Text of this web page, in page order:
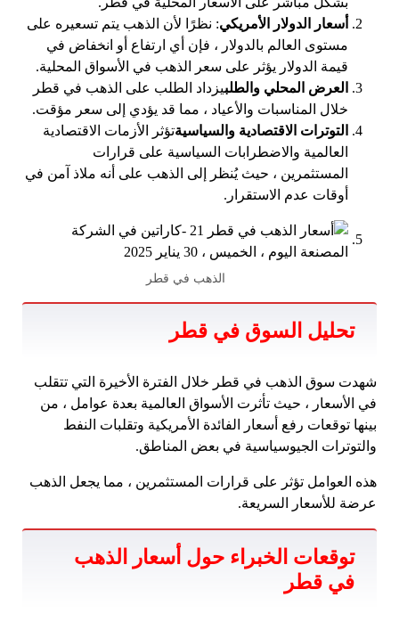
أسعار الدولار الأمريكي: نظرًا لأن الذهب يتم تسعيره على
مستوى العالم بالدولار ، فإن أي ارتفاع أو انخفاض في
قيمة الدولار يؤثر على سعر الذهب في الأسواق المحلية.
العرض المحلي والطلبيزداد الطلب على الذهب في قطر
خلال المناسبات والأعياد ، مما قد يؤدي إلى سعر مؤقت.
التوترات الاقتصادية والسياسيةتؤثر الأزمات الاقتصادية
العالمية والاضطرابات السياسية على قرارات
المستثمرين ، حيث يُنظر إلى الذهب على أنه ملاذ آمن في
أوقات عدم الاستقرار.
الذهب في قطر
تحليل السوق في قطر
شهدت سوق الذهب في قطر خلال الفترة الأخيرة التي تتقلب
في الأسعار ، حيث تأثرت الأسواق العالمية بعدة عوامل ، من
بينها توقعات رفع أسعار الفائدة الأمريكية وتقلبات النفط
والتوترات الجيوسياسية في بعض المناطق.
هذه العوامل تؤثر على قرارات المستثمرين ، مما يجعل الذهب
عرضة للأسعار السريعة.
توقعات الخبراء حول أسعار الذهب
في قطر